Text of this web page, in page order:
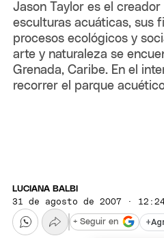
Jason Taylor es el
esculturas acuáticas, sus
procesos ecológicos y
arte y naturaleza se
Grenada, Caribe. En el
recorrer el parque
LUCIANA BALBI
31 de agosto de 2007 ·
+
+ Seguir en